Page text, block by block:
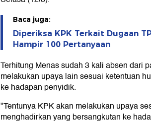
Baca juga:
Diperiksa KPK Terkait Dugaan
Hampir 100 Pertanyaan
Terhitung Menas sudah 3 kali absen dari
melakukan upaya lain sesuai ketentuan
ke hadapan penyidik.
"Tentunya KPK akan melakukan upaya
menghadirkan yang bersangkutan ke